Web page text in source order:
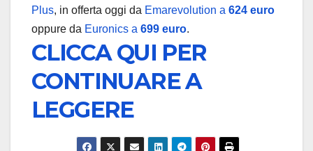
Plus, in offerta oggi da Emarevolution a 624 euro
oppure da Euronics a 699 euro.
CLICCA QUI PER
CONTINUARE A
LEGGERE